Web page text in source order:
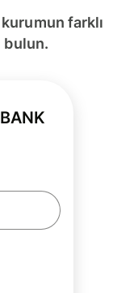
kurumun farklı
bulun.